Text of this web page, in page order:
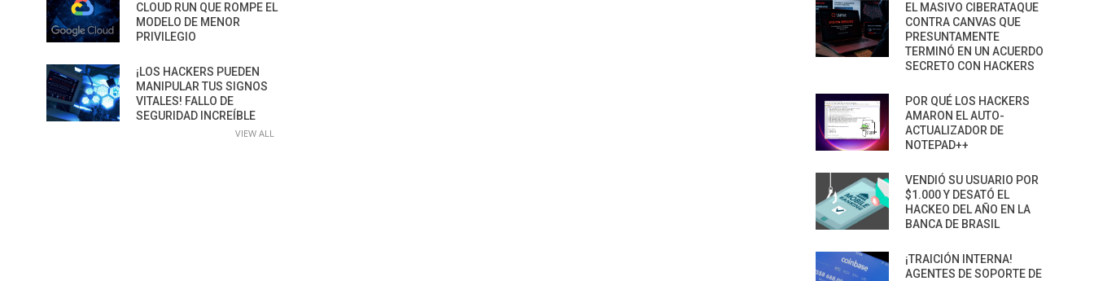
CLOUD RUN QUE ROMPE EL
MODELO DE MENOR
PRIVILEGIO
¡LOS HACKERS PUEDEN
MANIPULAR TUS SIGNOS
VITALES! FALLO DE
SEGURIDAD INCREÍBLE
VIEW ALL
EL MASIVO CIBERATAQUE
CONTRA CANVAS QUE
PRESUNTAMENTE
TERMINÓ EN UN ACUERDO
SECRETO CON HACKERS
POR QUÉ LOS HACKERS
AMARON EL AUTO-
ACTUALIZADOR DE
NOTEPAD++
VENDIÓ SU USUARIO POR
$1.000 Y DESATÓ EL
HACKEO DEL AÑO EN LA
BANCA DE BRASIL
¡TRAICIÓN INTERNA!
AGENTES DE SOPORTE DE